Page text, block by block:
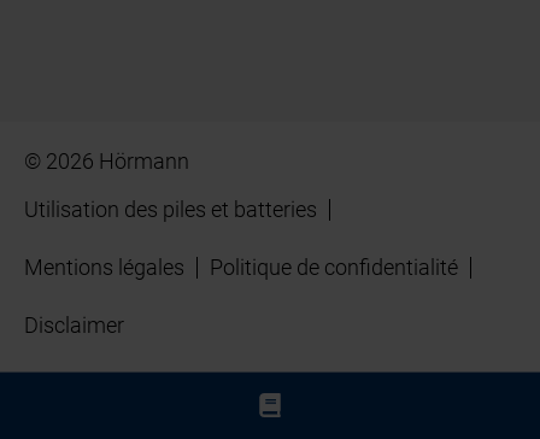
© 2026 Hörmann
Utilisation des piles et batteries
Mentions légales Politique de confidentialité
Disclaimer